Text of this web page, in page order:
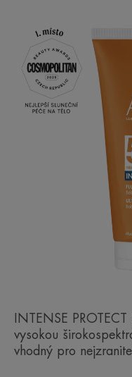
INTENSE
vysokou
vhodný pro